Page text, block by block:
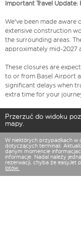
Important Travel
We've been made aware
extensive construction
the surrounding areas.
approximately mid-2027
These closures are
to or from Basel Airport
significant delays when
extra time for your
Przerzuć do widoku
mapy.
W niektórych przypadkach w
dotyczących terminali.
danym momencie
informacje. Nadal należy
rezerwacji, chyba że easyJet
lotów.